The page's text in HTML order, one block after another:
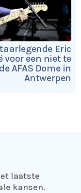
Eric
voor een niet te
AFAS Dome in
Antwerpen
laatste
kansen.